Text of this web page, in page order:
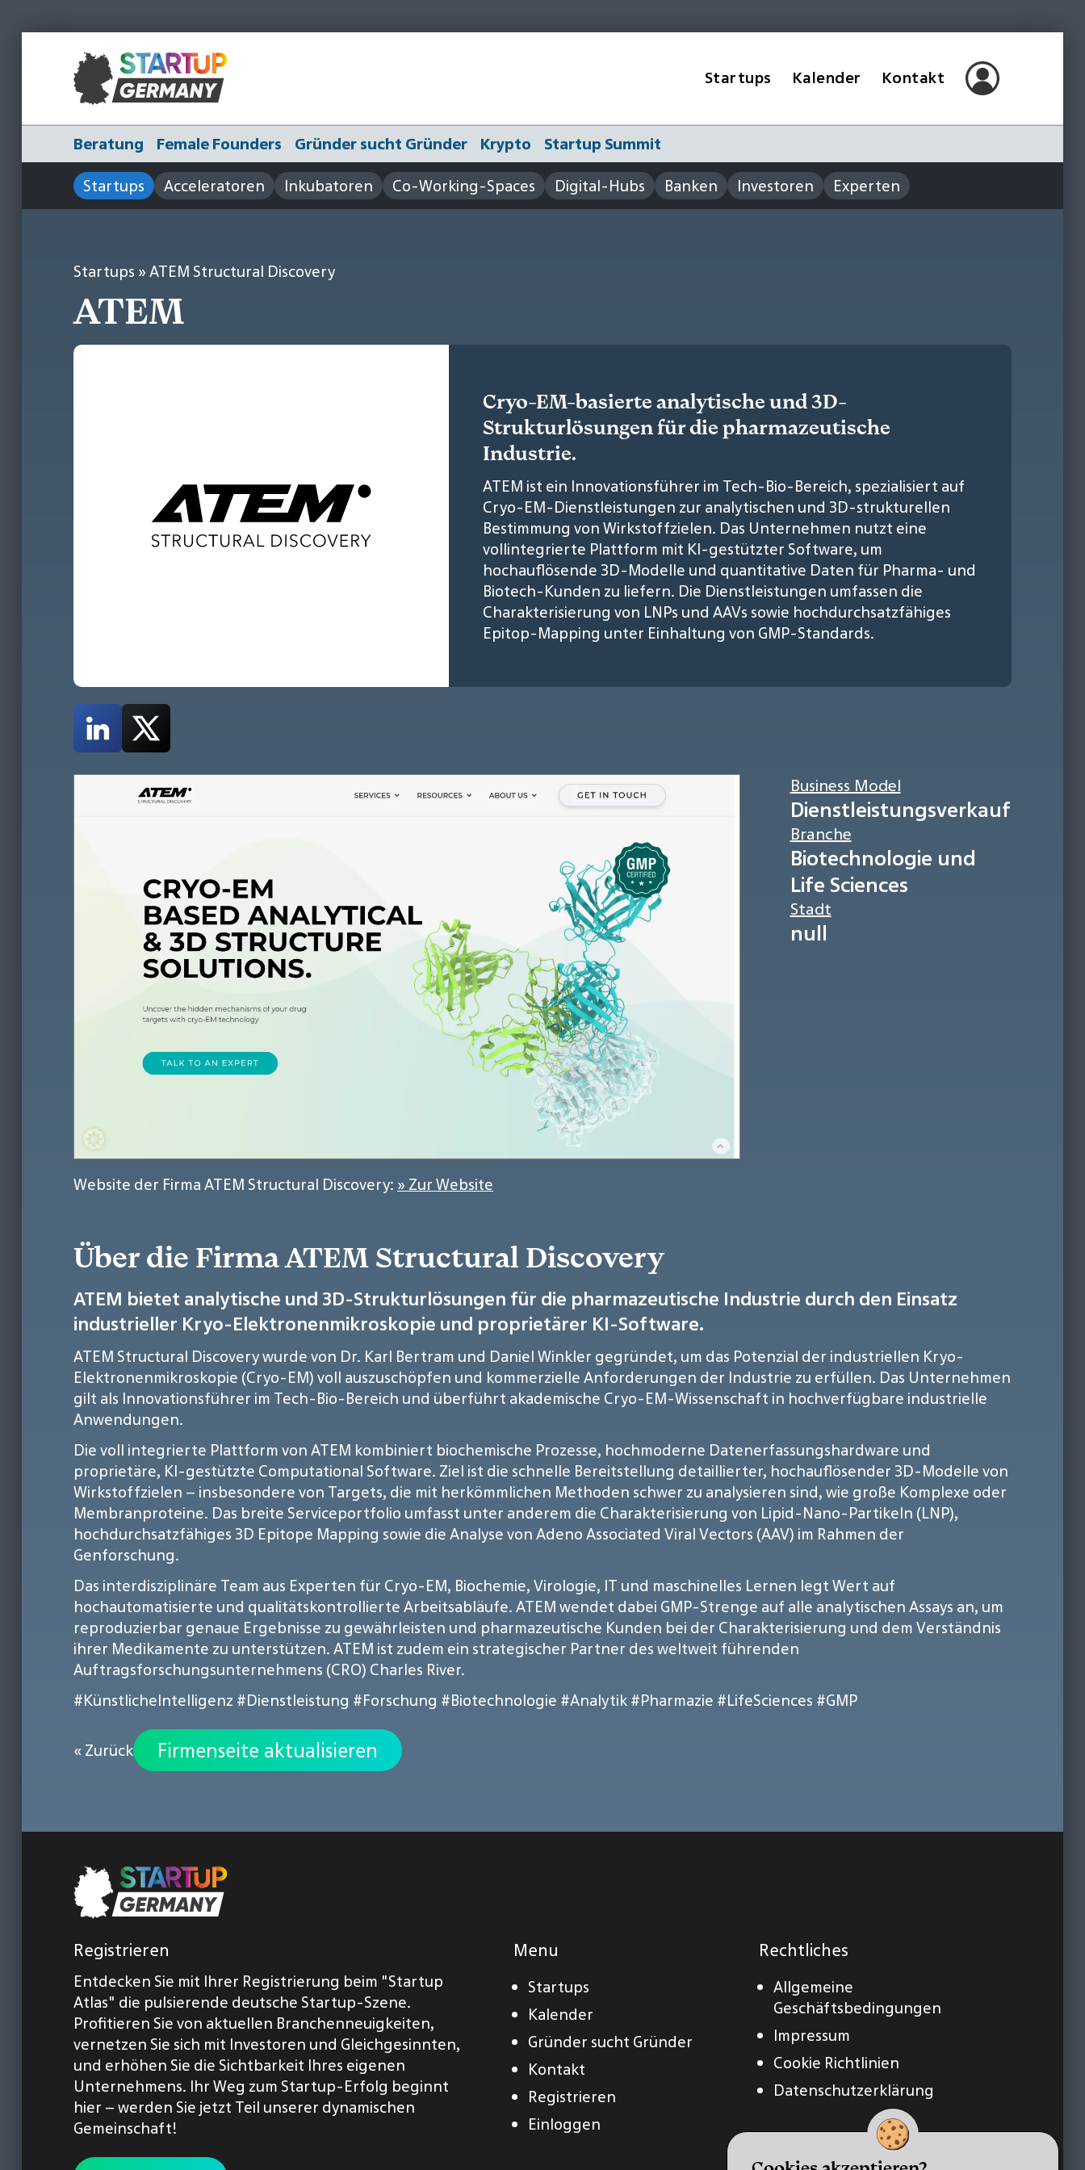
Startups Kalender Kontakt
Beratung Female Founders Gründer sucht Gründer Krypto
Startup Summit
Startups
Acceleratoren Inkubatoren Co-Working-Spaces Digital-Hubs Banken Investoren Experten
Startups » ATEM Structural Discovery
ATEM
Cryo-EM-basierte analytische und 3D-
Strukturlösungen für die pharmazeutische
Industrie.
ATEM ist ein Innovationsführer im Tech-Bio-Bereich, spezialisiert auf
Cryo-EM-Dienstleistungen zur analytischen und 3D-strukturellen
Bestimmung von Wirkstoffzielen. Das Unternehmen nutzt eine
vollintegrierte Plattform mit KI-gestützter Software, um
hochauflösende 3D-Modelle und quantitative Daten für Pharma- und
Biotech-Kunden zu liefern. Die Dienstleistungen umfassen die
Charakterisierung von LNPs und AAVs sowie hochdurchsatzfähiges
Epitop-Mapping unter Einhaltung von GMP-Standards.
Website der Firma ATEM Structural Discovery: » Zur Website
Business Model
Dienstleistungsverkauf
Branche
Biotechnologie und
Life Sciences
Stadt
null
Über die Firma ATEM Structural Discovery
ATEM bietet analytische und 3D-Strukturlösungen für die pharmazeutische Industrie durch den Einsatz
industrieller Kryo-Elektronenmikroskopie und proprietärer KI-Software.
ATEM Structural Discovery wurde von Dr. Karl Bertram und Daniel Winkler gegründet, um das Potenzial der industriellen Kryo-
Elektronenmikroskopie (Cryo-EM) voll auszuschöpfen und kommerzielle Anforderungen der Industrie zu erfüllen. Das Unternehmen
gilt als Innovationsführer im Tech-Bio-Bereich und überführt akademische Cryo-EM-Wissenschaft in hochverfügbare industrielle
Anwendungen.
Die voll integrierte Plattform von ATEM kombiniert biochemische Prozesse, hochmoderne Datenerfassungshardware und
proprietäre, KI-gestützte Computational Software. Ziel ist die schnelle Bereitstellung detaillierter, hochauflösender 3D-Modelle von
Wirkstoffzielen – insbesondere von Targets, die mit herkömmlichen Methoden schwer zu analysieren sind, wie große Komplexe oder
Membranproteine. Das breite Serviceportfolio umfasst unter anderem die Charakterisierung von Lipid-Nano-Partikeln (LNP),
hochdurchsatzfähiges 3D Epitope Mapping sowie die Analyse von Adeno Associated Viral Vectors (AAV) im Rahmen der
Genforschung.
Das interdisziplinäre Team aus Experten für Cryo-EM, Biochemie, Virologie, IT und maschinelles Lernen legt Wert auf
hochautomatisierte und qualitätskontrollierte Arbeitsabläufe. ATEM wendet dabei GMP-Strenge auf alle analytischen Assays an, um
reproduzierbar genaue Ergebnisse zu gewährleisten und pharmazeutische Kunden bei der Charakterisierung und dem Verständnis
ihrer Medikamente zu unterstützen. ATEM ist zudem ein strategischer Partner des weltweit führenden
Auftragsforschungsunternehmens (CRO) Charles River.
#KünstlicheIntelligenz #Dienstleistung #Forschung #Biotechnologie #Analytik#Pharmazie #LifeSciences #GMP
« Zurück Firmenseite aktualisieren
Registrieren
Entdecken Sie mit Ihrer Registrierung beim "Startup
Atlas" die pulsierende deutsche Startup-Szene.
Profitieren Sie von aktuellen Branchenneuigkeiten,
vernetzen Sie sich mit Investoren und Gleichgesinnten,
und erhöhen Sie die Sichtbarkeit Ihres eigenen
Unternehmens. Ihr Weg zum Startup-Erfolg beginnt
hier – werden Sie jetzt Teil unserer dynamischen
Gemeinschaft!
Menu
Startups
Kalender
Gründer sucht Gründer
Kontakt
Registrieren
Einloggen
Rechtliches
Allgemeine
Geschäftsbedingungen
Impressum
Cookie Richtlinien
Datenschutzerklärung